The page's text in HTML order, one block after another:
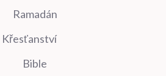
Ramadán
Křesťanství
Bible